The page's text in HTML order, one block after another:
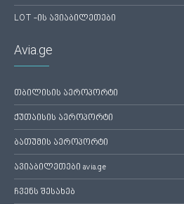
LOT -ის ავიაბილეთები
Avia.ge
თბილისის აეროპორტი
ქუთაისის აეროპორტი
ბათუმის აეროპორტი
ავიაბილეთები avia.ge
ჩვენს შესახებ